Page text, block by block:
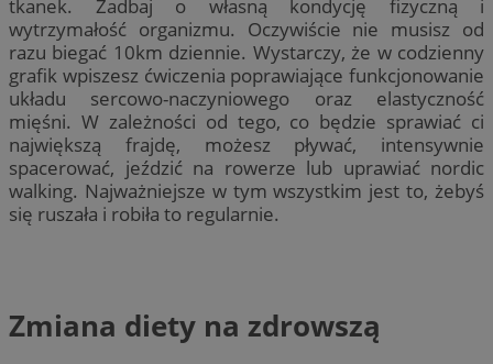
tkanek. Zadbaj o własną kondycję fizyczną i
wytrzymałość organizmu. Oczywiście nie musisz od
razu biegać 10km dziennie. Wystarczy, że w codzienny
grafik wpiszesz ćwiczenia poprawiające funkcjonowanie
układu sercowo-naczyniowego oraz elastyczność
mięśni. W zależności od tego, co będzie sprawiać ci
największą frajdę, możesz pływać, intensywnie
spacerować, jeździć na rowerze lub uprawiać nordic
walking. Najważniejsze w tym wszystkim jest to, żebyś
się ruszała i robiła to regularnie.
Zmiana diety na zdrowszą